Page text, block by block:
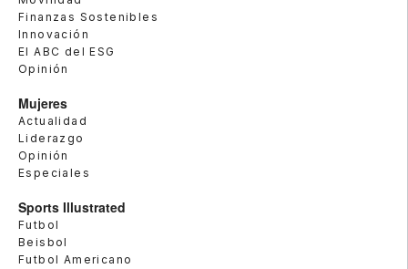
Finanzas Sostenibles
Innovación
El ABC del ESG
Opinión
Mujeres
Actualidad
Liderazgo
Opinión
Especiales
Sports Illustrated
Futbol
Beisbol
Futbol Americano